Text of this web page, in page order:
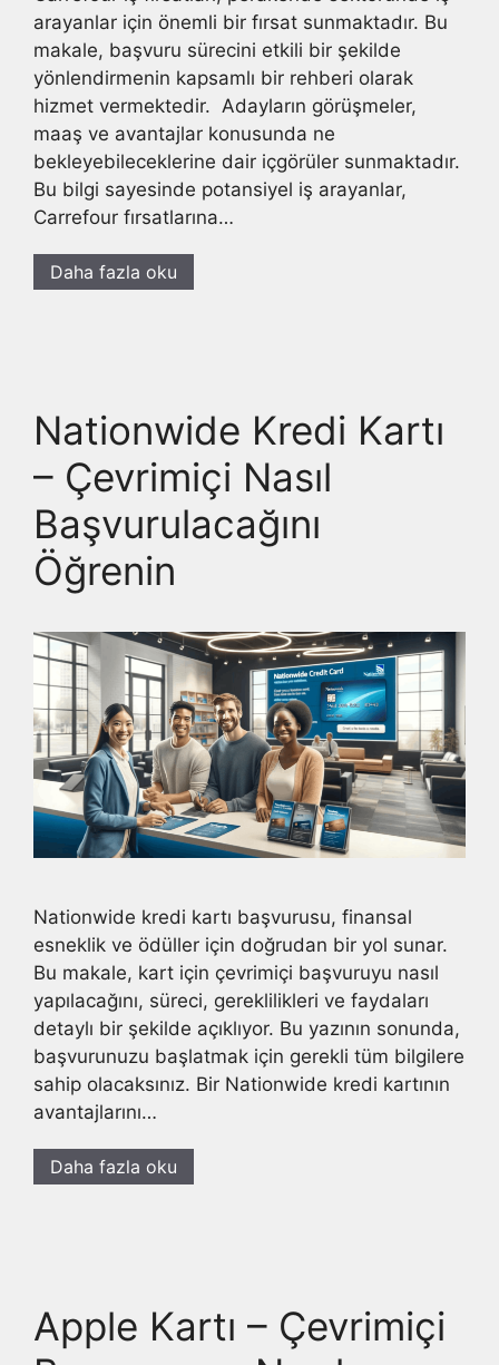
arayanlar için önemli bir fırsat sunmaktadır. Bu
makale, başvuru sürecini etkili bir şekilde
yönlendirmenin kapsamlı bir rehberi olarak
hizmet vermektedir. Adayların görüşmeler,
maaş ve avantajlar konusunda ne
bekleyebileceklerine dair içgörüler sunmaktadır.
Bu bilgi sayesinde potansiyel iş arayanlar,
Carrefour fırsatlarına…
Daha fazla oku
Nationwide Kredi Kartı
– Çevrimiçi Nasıl
Başvurulacağını
Öğrenin
Nationwide kredi kartı başvurusu, finansal
esneklik ve ödüller için doğrudan bir yol sunar.
Bu makale, kart için çevrimiçi başvuruyu nasıl
yapılacağını, süreci, gereklilikleri ve faydaları
detaylı bir şekilde açıklıyor. Bu yazının sonunda,
başvurunuzu başlatmak için gerekli tüm bilgilere
sahip olacaksınız. Bir Nationwide kredi kartının
avantajlarını…
Daha fazla oku
Apple Kartı – Çevrimiçi